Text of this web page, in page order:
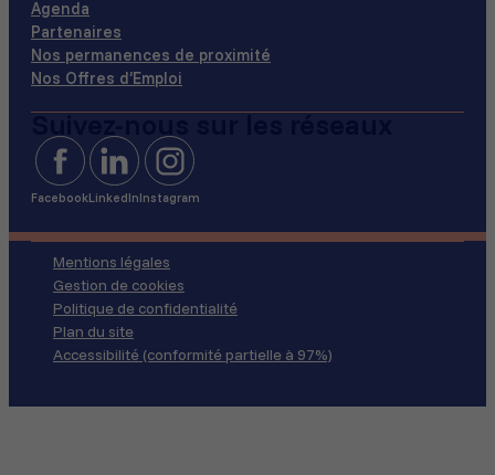
Agenda
Partenaires
Nos permanences de proximité
Nos Offres d’Emploi
Suivez-nous sur les réseaux
FacebookLinkedInInstagram
Mentions légales
Gestion de cookies
Politique de confidentialité
Plan du site
Accessibilité (conformité partielle à 97%)